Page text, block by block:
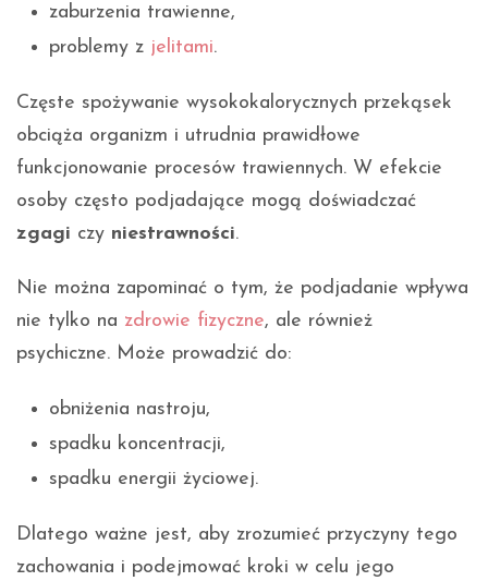
zaburzenia trawienne,
problemy z jelitami.
Częste spożywanie wysokokalorycznych przekąsek
obciąża organizm i utrudnia prawidłowe
funkcjonowanie procesów trawiennych. W efekcie
osoby często podjadające mogą doświadczać
zgagi czy niestrawności.
Nie można zapominać o tym, że podjadanie wpływa
nie tylko na zdrowie fizyczne, ale również
psychiczne. Może prowadzić do:
obniżenia nastroju,
spadku koncentracji,
spadku energii życiowej.
Dlatego ważne jest, aby zrozumieć przyczyny tego
zachowania i podejmować kroki w celu jego